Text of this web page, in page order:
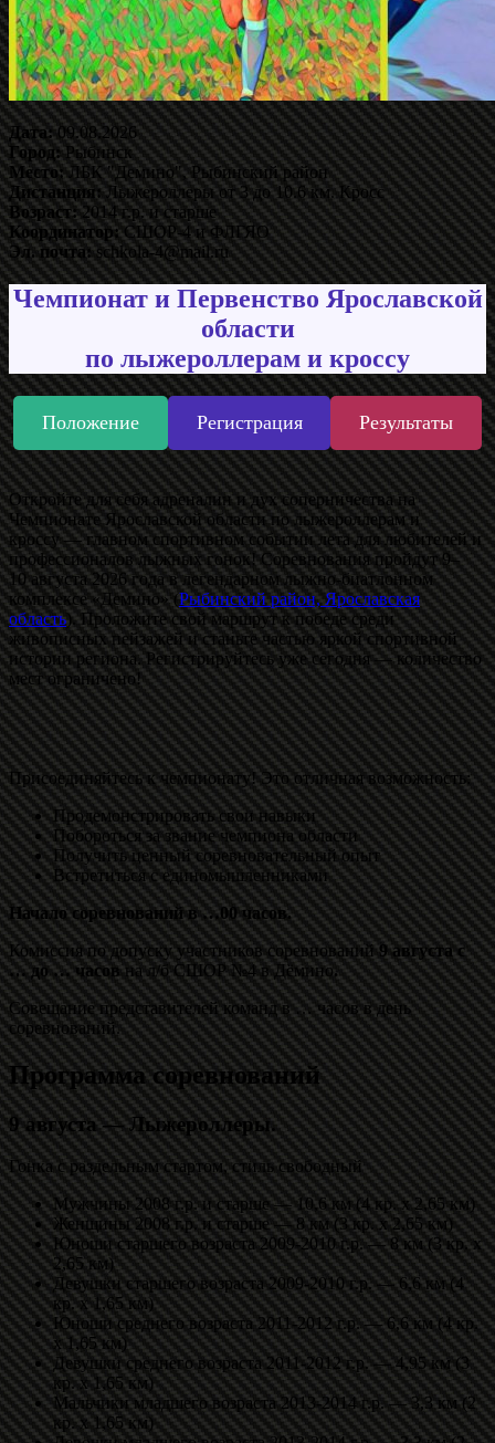
Дата:09.08.2026
Город:Рыбинск
Место:ЛБК "Демино", Рыбинский район
Дистанция:Лыжероллеры от 3 до 10.6 км. Кросс
Возраст:2014 г.р. и старше
Координатор:СШОР-4 и ФЛГЯО
Эл. почта:schkola-4@mail.ru
Чемпионат и Первенство Ярославской
области
по лыжероллерам и кроссу
Положение Регистрация Результаты
Откройте для себя адреналин и дух соперничества на
Чемпионате Ярославской области по лыжероллерам и
кроссу — главном спортивном событии лета для любителей и
профессионалов лыжных гонок! Соревнования пройдут 9–
10 августа 2026 года в легендарном лыжно‑биатлонном
комплексе «Демино» (Рыбинский район, Ярославская
область). Проложите свой маршрут к победе среди
живописных пейзажей и станьте частью яркой спортивной
истории региона. Регистрируйтесь уже сегодня — количество
мест ограничено!
Присоединяйтесь к чемпионату! Это отличная возможность:
Продемонстрировать свои навыки
Побороться за звание чемпиона области
Получить ценный соревновательный опыт
Встретиться с единомышленниками
Начало соревнований в …00 часов.
Комиссия по допуску участников соревнований9 августа с
… до … часовна л/б СШОР №4 в Дёмино.
Совещание представителей команд в … часов в день
соревнований.
Программа соревнований
9 августа —Лыжероллеры.
Гонка с раздельным стартом, стиль свободный
Мужчины 2008 г.р. и старше — 10,6 км (4 кр. х 2,65 км)
Женщины 2008 г.р. и старше — 8 км (3 кр. х 2,65 км)
Юноши старшего возраста 2009-2010 г.р. — 8 км (3 кр. х
2,65 км)
Девушки старшего возраста 2009-2010 г.р. — 6,6 км (4
кр. х 1,65 км)
Юноши среднего возраста 2011-2012 г.р. — 6,6 км (4 кр.
х 1,65 км)
Девушки среднего возраста 2011-2012 г.р. — 4,95 км (3
кр. х 1,65 км)
Мальчики младшего возраста 2013-2014 г.р. — 3,3 км (2
кр. х 1,65 км)